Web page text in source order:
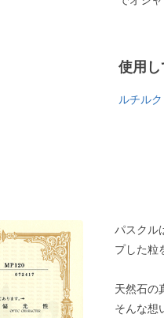
使用
ルチル
パスクル
プした粒
天然石の
そんな想